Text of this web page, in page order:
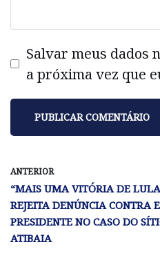
Salvar meus dados
a próxima vez que
ANTERIOR
“MAIS UMA VITÓRIA DE
REJEITA DENÚNCIA CONTRA
PRESIDENTE NO CASO DO
ATIBAIA